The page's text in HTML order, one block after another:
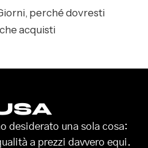
perché dovresti
acquisti
desiderato una sola cosa:
a prezzi davvero equi.